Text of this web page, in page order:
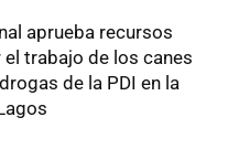
aprueba recursos
trabajo de los canes
de la PDI en la